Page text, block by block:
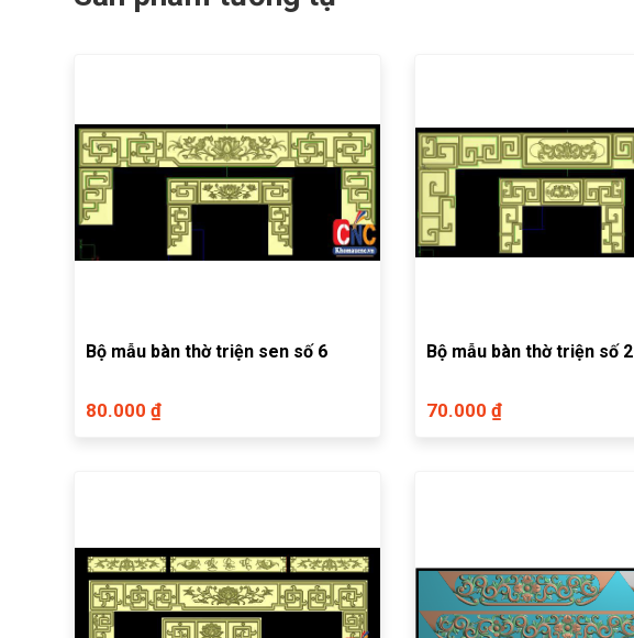
Bộ mẫu bàn thờ triện sen số 6
80.000 ₫
Bộ mẫu bàn thờ triện số 2
70.000 ₫